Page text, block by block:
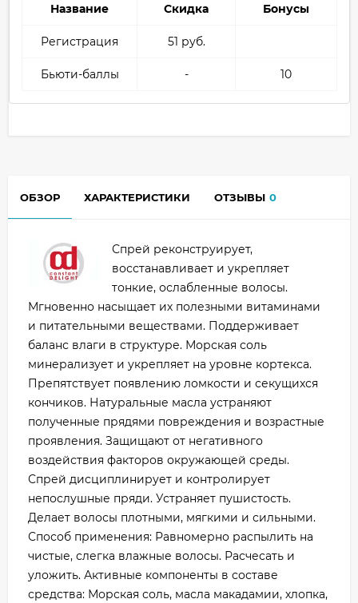
Название Скидка Бонусы
Регистрация 51 руб.
Бьюти-баллы - 10
ОБЗОР ХАРАКТЕРИСТИКИ ОТЗЫВЫ 0
Спрей реконструирует,
восстанавливает и укрепляет
тонкие, ослабленные волосы.
Мгновенно насыщает их полезными витаминами
и питательными веществами. Поддерживает
баланс влаги в структуре. Морская соль
минерализует и укрепляет на уровне кортекса.
Препятствует появлению ломкости и секущихся
кончиков. Натуральные масла устраняют
полученные прядями повреждения и возрастные
проявления. Защищают от негативного
воздействия факторов окружающей среды.
Спрей дисциплинирует и контролирует
непослушные пряди. Устраняет пушистость.
Делает волосы плотными, мягкими и сильными.
Способ применения: Равномерно распылить на
чистые, слегка влажные волосы. Расчесать и
уложить. Активные компоненты в составе
средства: Морская соль, масла макадамии, хлопка,